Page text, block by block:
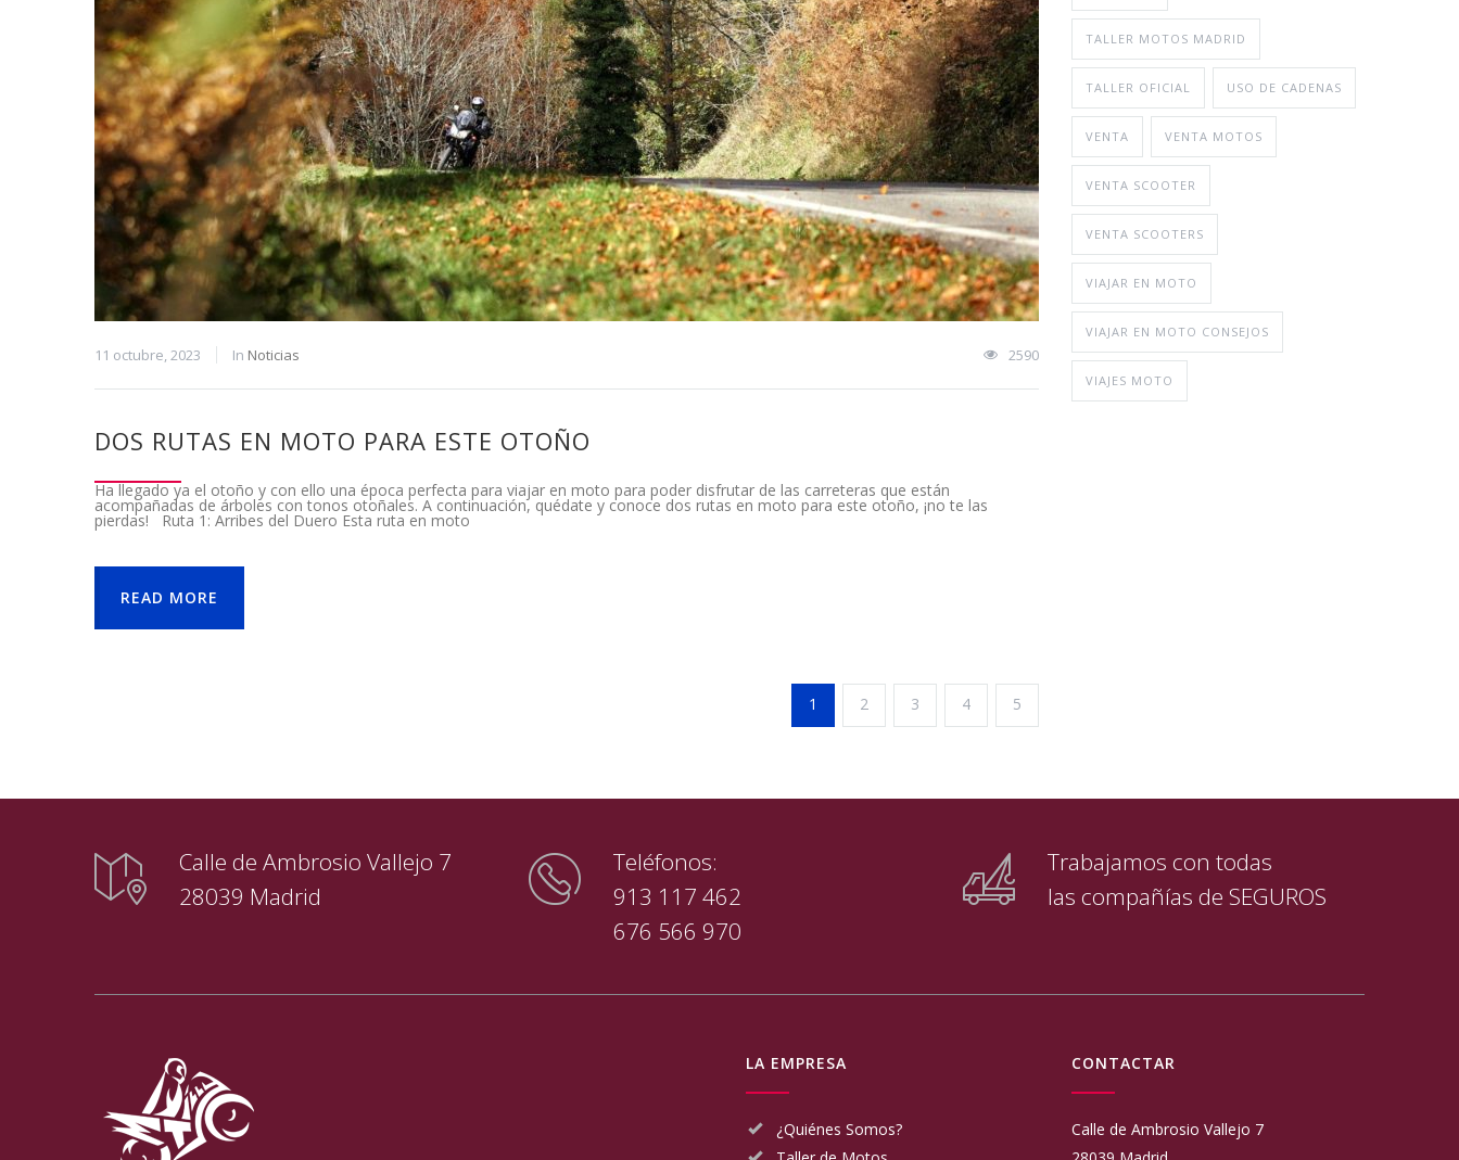
11 octubre, 2023 In Noticias 2590
DOS RUTAS EN MOTO PARA ESTE OTOÑO
Ha llegado ya el otoño y con ello una época perfecta para viajar en moto para poder disfrutar de las carreteras que están
acompañadas de árboles con tonos otoñales. A continuación, quédate y conoce dos rutas en moto para este otoño, ¡no te las
pierdas! Ruta 1: Arribes del Duero Esta ruta en moto
READ MORE
1 2 3 4 5
TALLER MOTOS MADRID
TALLER OFICIAL USO DE CADENAS
VENTA VENTA MOTOS
VENTA SCOOTER
VENTA SCOOTERS
VIAJAR EN MOTO
VIAJAR EN MOTO CONSEJOS
VIAJES MOTO
Calle de Ambrosio Vallejo 7
28039 Madrid
Teléfonos:
913 117 462
676 566 970
Trabajamos con todas
las compañías de SEGUROS
LA EMPRESA
¿Quiénes Somos?
CONTACTAR
Calle de Ambrosio Vallejo 7